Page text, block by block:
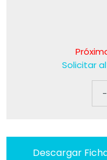
Solicitar
-
Descargar